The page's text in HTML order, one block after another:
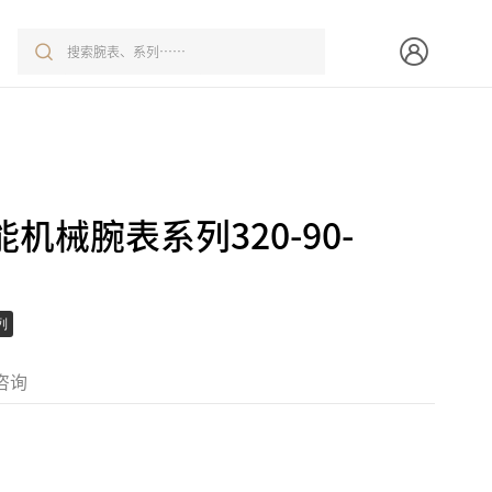
机械腕表系列320-90-
询